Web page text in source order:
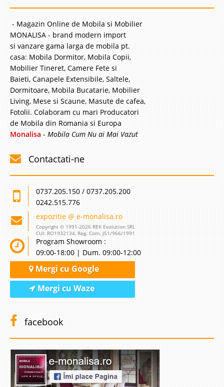
- Magazin Online de Mobila si Mobilier
MONALISA - brand modern import
si vanzare gama larga de mobila pt.
casa: Mobila Dormitor, Mobila Copii,
Mobilier Tineret, Camere Fete si
Baieti, Canapele Extensibile, Saltele,
Dormitoare, Mobila Bucatarie, Mobilier
Living, Mese si Scaune, Masute de cafea,
Fotolii. Colaboram cu mari Producatori
de Mobila din Romania si Europa
Monalisa - Mobila Cum Nu ai Mai Vazut
Contactati-ne
0737.205.150 / 0737.205.200
0242.515.776
expozitie @ e-monalisa.ro
Copyright © 1991-2026 REK Evolution SRL
CUI: RO1932134, Reg. Com. J51/966/1991
Program Showroom :
09:00-18:00 | Dum. 09:00-12:00
Mergi cu Google
Mergi cu Waze
facebook